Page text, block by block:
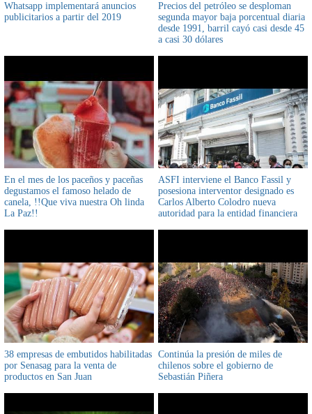
Whatsapp implementará anuncios
publicitarios a partir del 2019
Precios del petróleo se desploman
segunda mayor baja porcentual diaria
desde 1991, barril cayó casi desde 45
a casi 30 dólares
En el mes de los paceños y paceñas
degustamos el famoso helado de
canela, !!Que viva nuestra Oh linda
La Paz!!
ASFI interviene el Banco Fassil y
posesiona interventor designado es
Carlos Alberto Colodro nueva
autoridad para la entidad financiera
38 empresas de embutidos habilitadas
por Senasag para la venta de
productos en San Juan
Continúa la presión de miles de
chilenos sobre el gobierno de
Sebastián Piñera